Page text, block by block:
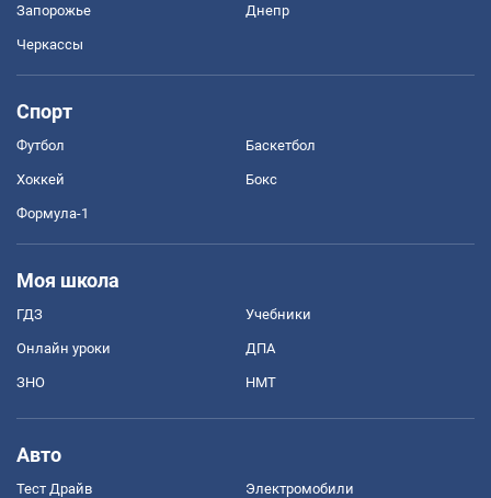
Запорожье Днепр
Черкассы
Спорт
Футбол Баскетбол
Хоккей Бокс
Формула-1
Моя школа
ГДЗ Учебники
Онлайн уроки ДПА
ЗНО НМТ
Авто
Тест Драйв Электромобили